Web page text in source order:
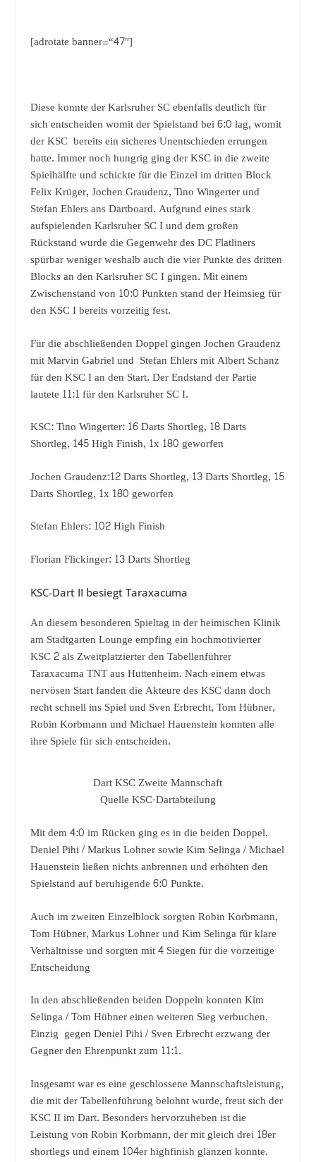
[adrotate banner=“47″]
Diese konnte der Karlsruher SC ebenfalls deutlich für
sich entscheiden womit der Spielstand bei 6:0 lag, womit
der KSC bereits ein sicheres Unentschieden errungen
hatte. Immer noch hungrig ging der KSC in die zweite
Spielhälfte und schickte für die Einzel im dritten Block
Felix Krüger, Jochen Graudenz, Tino Wingerter und
Stefan Ehlers ans Dartboard. Aufgrund eines stark
aufspielenden Karlsruher SC I und dem großen
Rückstand wurde die Gegenwehr des DC Flatliners
spürbar weniger weshalb auch die vier Punkte des dritten
Blocks an den Karlsruher SC I gingen. Mit einem
Zwischenstand von 10:0 Punkten stand der Heimsieg für
den KSC I bereits vorzeitig fest.
Für die abschließenden Doppel gingen Jochen Graudenz
mit Marvin Gabriel und Stefan Ehlers mit Albert Schanz
für den KSC I an den Start. Der Endstand der Partie
lautete 11:1 für den Karlsruher SC I.
KSC: Tino Wingerter: 16 Darts Shortleg, 18 Darts
Shortleg, 145 High Finish, 1x 180 geworfen
Jochen Graudenz:12 Darts Shortleg, 13 Darts Shortleg, 15
Darts Shortleg, 1x 180 geworfen
Stefan Ehlers: 102 High Finish
Florian Flickinger: 13 Darts Shortleg
KSC-Dart II besiegt Taraxacuma
An diesem besonderen Spieltag in der heimischen Klinik
am Stadtgarten Lounge empfing ein hochmotivierter
KSC 2 als Zweitplatzierter den Tabellenführer
Taraxacuma TNT aus Huttenheim. Nach einem etwas
nervösen Start fanden die Akteure des KSC dann doch
recht schnell ins Spiel und Sven Erbrecht, Tom Hübner,
Robin Korbmann und Michael Hauenstein konnten alle
ihre Spiele für sich entscheiden.
Dart KSC Zweite Mannschaft
Quelle KSC-Dartabteilung
Mit dem 4:0 im Rücken ging es in die beiden Doppel.
Deniel Pihi / Markus Lohner sowie Kim Selinga / Michael
Hauenstein ließen nichts anbrennen und erhöhten den
Spielstand auf beruhigende 6:0 Punkte.
Auch im zweiten Einzelblock sorgten Robin Korbmann,
Tom Hübner, Markus Lohner und Kim Selinga für klare
Verhältnisse und sorgten mit 4 Siegen für die vorzeitige
Entscheidung
In den abschließenden beiden Doppeln konnten Kim
Selinga / Tom Hübner einen weiteren Sieg verbuchen.
Einzig gegen Deniel Pihi / Sven Erbrecht erzwang der
Gegner den Ehrenpunkt zum 11:1.
Insgesamt war es eine geschlossene Mannschaftsleistung,
die mit der Tabellenführung belohnt wurde, freut sich der
KSC II im Dart. Besonders hervorzuheben ist die
Leistung von Robin Korbmann, der mit gleich drei 18er
shortlegs und einem 104er highfinish glänzen konnte.